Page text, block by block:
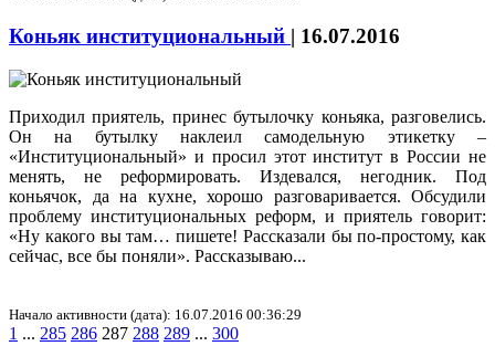
Коньяк институциональный | 16.07.2016
Приходил приятель, принес бутылочку коньяка, разговелись.
Он на бутылку наклеил самодельную этикетку –
«Институциональный» и просил этот институт в России не
менять, не реформировать. Издевался, негодник. Под
коньячок, да на кухне, хорошо разговаривается. Обсудили
проблему институциональных реформ, и приятель говорит:
«Ну какого вы там… пишете! Рассказали бы по-простому, как
сейчас, все бы поняли». Рассказываю...
Начало активности (дата): 16.07.2016 00:36:29
1 ... 285 286 287 288 289 ... 300